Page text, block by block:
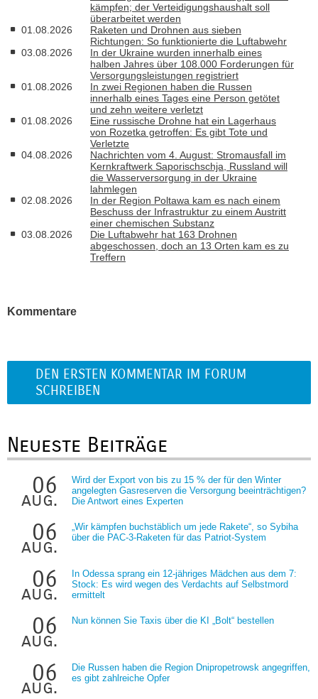
kämpfen; der Verteidigungshaushalt soll
überarbeitet werden
01.08.2026
Raketen und Drohnen aus sieben
Richtungen: So funktionierte die Luftabwehr
03.08.2026
In der Ukraine wurden innerhalb eines
halben Jahres über 108.000 Forderungen für
Versorgungsleistungen registriert
01.08.2026
In zwei Regionen haben die Russen
innerhalb eines Tages eine Person getötet
und zehn weitere verletzt
01.08.2026
Eine russische Drohne hat ein Lagerhaus
von Rozetka getroffen: Es gibt Tote und
Verletzte
04.08.2026
Nachrichten vom 4. August: Stromausfall im
Kernkraftwerk Saporischschja, Russland will
die Wasserversorgung in der Ukraine
lahmlegen
02.08.2026
In der Region Poltawa kam es nach einem
Beschuss der Infrastruktur zu einem Austritt
einer chemischen Substanz
03.08.2026
Die Luftabwehr hat 163 Drohnen
abgeschossen, doch an 13 Orten kam es zu
Treffern
Kommentare
DEN ERSTEN KOMMENTAR IM FORUM
SCHREIBEN
Neueste Beiträge
06
aug.
Wird der Export von bis zu 15 % der für den Winter
angelegten Gasreserven die Versorgung beeinträchtigen?
Die Antwort eines Experten
06
aug.
„Wir kämpfen buchstäblich um jede Rakete“, so Sybiha
über die PAC-3-Raketen für das Patriot-System
06
aug.
In Odessa sprang ein 12-jähriges Mädchen aus dem 7:
Stock: Es wird wegen des Verdachts auf Selbstmord
ermittelt
06
aug.
Nun können Sie Taxis über die KI „Bolt“ bestellen
06
aug.
Die Russen haben die Region Dnipropetrowsk angegriffen,
es gibt zahlreiche Opfer